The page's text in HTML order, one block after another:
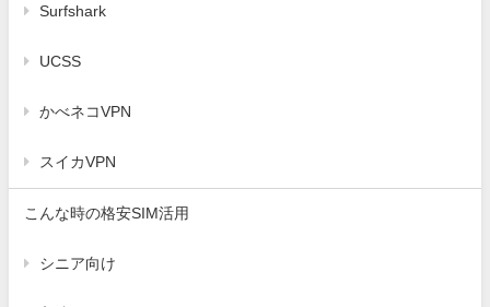
Surfshark
UCSS
かべネコVPN
スイカVPN
こんな時の格安SIM活用
シニア向け